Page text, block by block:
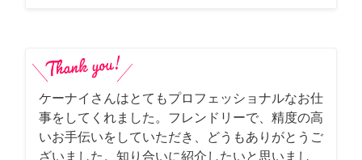
ケーナイさんはとてもプロフェッショナルなお仕
事をしてくれました。フレンドリーで、精度の高
いお手伝いをしていただき、どうもありがとうご
ざいました。知り合いに紹介したいと思いまし